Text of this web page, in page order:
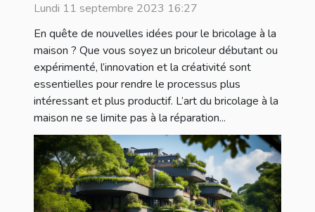
Lundi 11 septembre 2023 16:27
En quête de nouvelles idées pour le bricolage à la
maison ? Que vous soyez un bricoleur débutant ou
expérimenté, l’innovation et la créativité sont
essentielles pour rendre le processus plus
intéressant et plus productif. L’art du bricolage à la
maison ne se limite pas à la réparation...